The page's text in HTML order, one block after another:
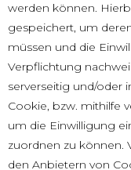
werden können.
gespeichert, um
müssen und die
Verpflichtung
serverseitig und/oder
Cookie, bzw. mithilfe
um die Einwilligung
zuordnen zu können.
den Anbietern von